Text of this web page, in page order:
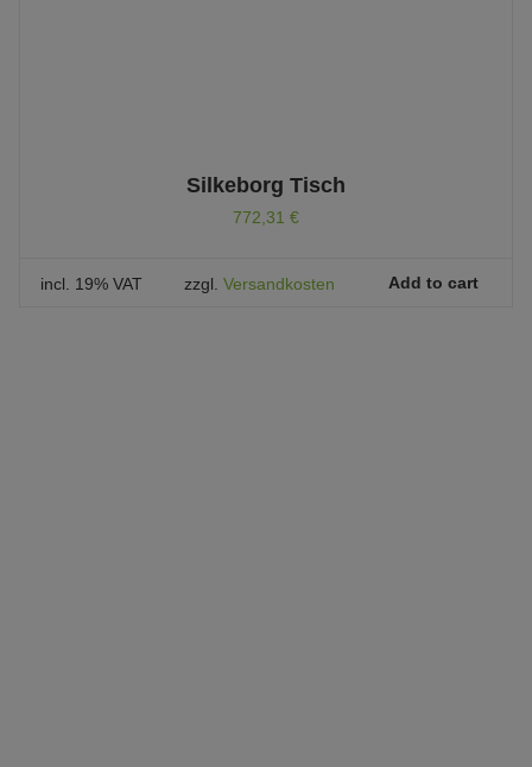
Silkeborg Tisch
772,31 €
incl. 19% VAT zzgl. Versandkosten Add to cart